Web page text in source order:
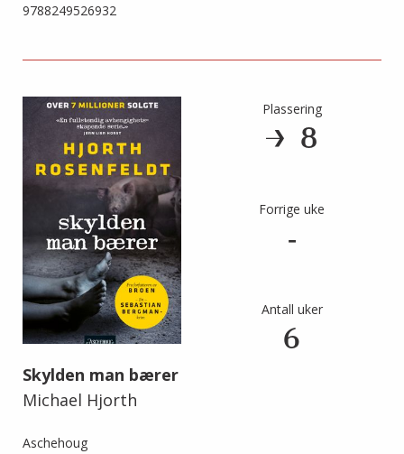
9788249526932
Skylden man bærer
Michael Hjorth
Aschehoug
Plassering
8
Forrige uke
-
Antall uker
6